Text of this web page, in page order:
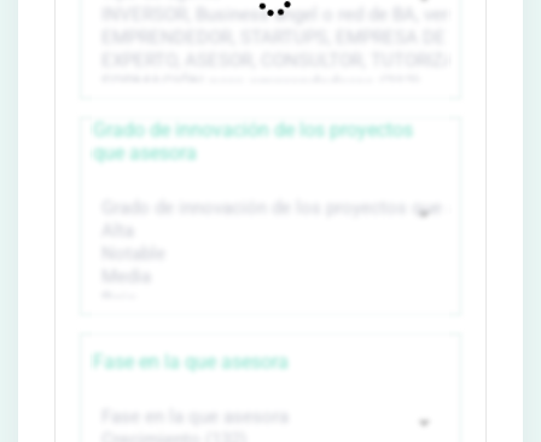
Grado de innovación de los proyectos
que asesora
Fase en la que asesora